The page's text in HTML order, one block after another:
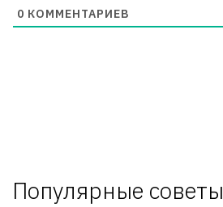
0 КОММЕНТАРИЕВ
Популярные советы